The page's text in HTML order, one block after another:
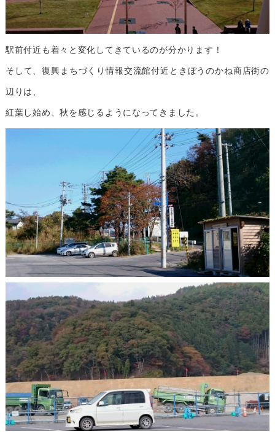
駅前付近も着々と変化してきているのが分かります！
そして、復興まちづくり情報交流館付近ときぼうのかね商店街の
辺りは、
紅葉し始め、秋を感じるようになってきました。